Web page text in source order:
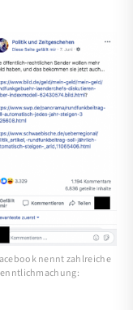
nennt zahlreiche